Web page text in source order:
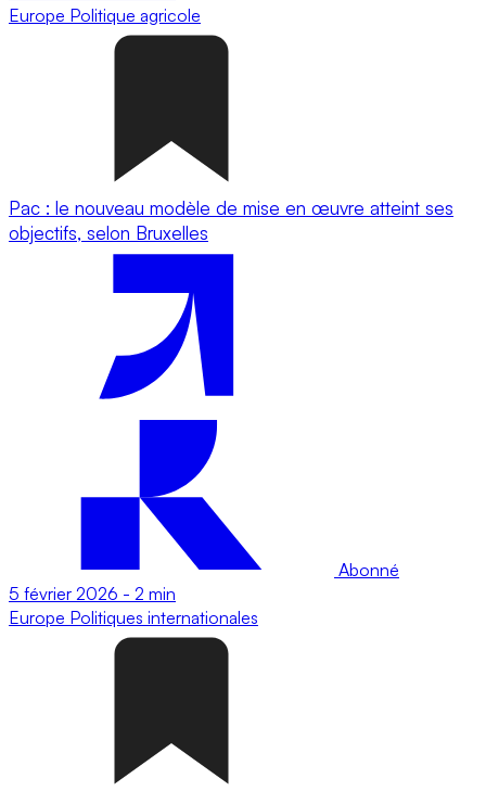
Europe Politique agricole
Pac : le nouveau modèle de mise en œuvre atteint ses
objectifs, selon Bruxelles
Abonné
5 février 2026 - 2 min
Europe Politiques internationales